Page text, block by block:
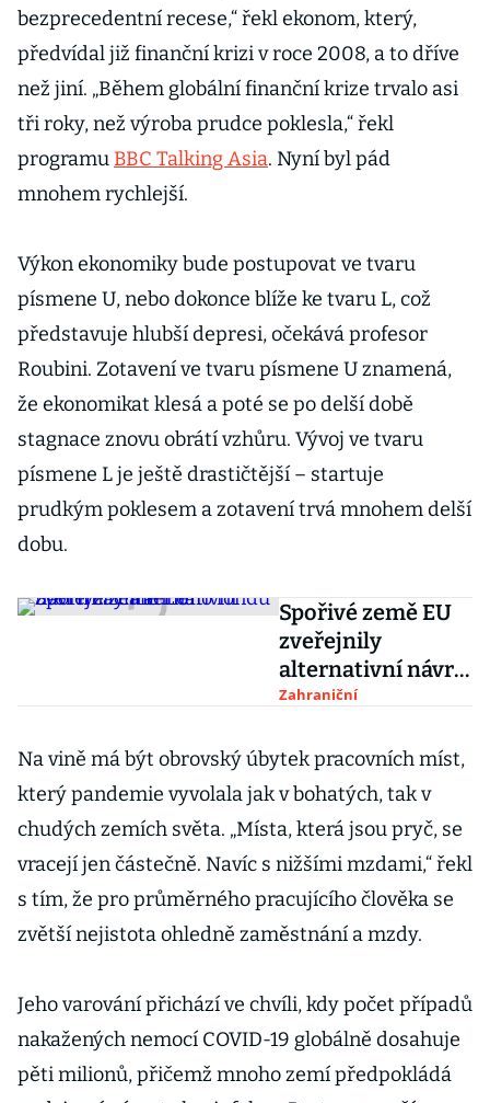
bezprecedentní recese,“ řekl ekonom, který,
předvídal již finanční krizi v roce 2008, a to dříve
než jiní. „Během globální finanční krize trvalo asi
tři roky, než výroba prudce poklesla,“ řekl
programu BBC Talking Asia. Nyní byl pád
mnohem rychlejší.
Výkon ekonomiky bude postupovat ve tvaru
písmene U, nebo dokonce blíže ke tvaru L, což
představuje hlubší depresi, očekává profesor
Roubini. Zotavení ve tvaru písmene U znamená,
že ekonomikat klesá a poté se po delší době
stagnace znovu obrátí vzhůru. Vývoj ve tvaru
písmene L je ještě drastičtější – startuje
prudkým poklesem a zotavení trvá mnohem delší
dobu.
Spořivé země EU
zveřejnily
alternativní návrh
záchranného
Zahraniční
Na vině má být obrovský úbytek pracovních míst,
který pandemie vyvolala jak v bohatých, tak v
chudých zemích světa. „Místa, která jsou pryč, se
vracejí jen částečně. Navíc s nižšími mzdami,“ řekl
s tím, že pro průměrného pracujícího člověka se
zvětší nejistota ohledně zaměstnání a mzdy.
Jeho varování přichází ve chvíli, kdy počet případů
nakažených nemocí COVID-19 globálně dosahuje
pěti milionů, přičemž mnoho zemí předpokládá